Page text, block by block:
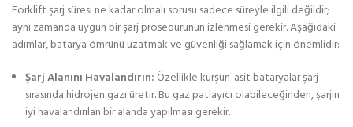
Forklift şarj süresi ne kadar olmalı sorusu sadece süreyle ilgili değildir;
aynı zamanda uygun bir şarj prosedürünün izlenmesi gerekir. Aşağıdaki
adımlar, batarya ömrünü uzatmak ve güvenliği sağlamak için önemlidir:
Şarj Alanını Havalandırın: Özellikle kurşun-asit bataryalar şarj
sırasında hidrojen gazı üretir. Bu gaz patlayıcı olabileceğinden, şarjın
iyi havalandırılan bir alanda yapılması gerekir.